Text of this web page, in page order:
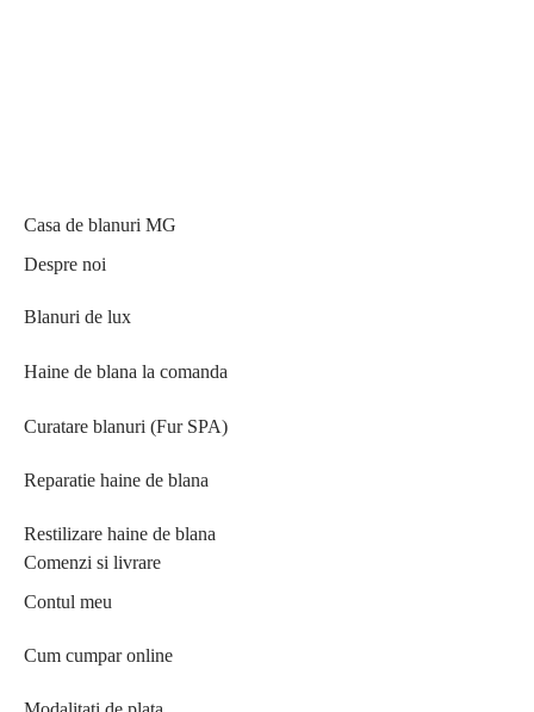
Casa de blanuri MG
Despre noi
Blanuri de lux
Haine de blana la comanda
Curatare blanuri (Fur SPA)
Reparatie haine de blana
Restilizare haine de blana
Comenzi si livrare
Contul meu
Cum cumpar online